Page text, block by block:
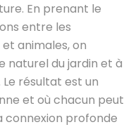
En prenant le
entre les
animales, on
du jardin et à
résultat est un
et où chacun peut
connexion profonde